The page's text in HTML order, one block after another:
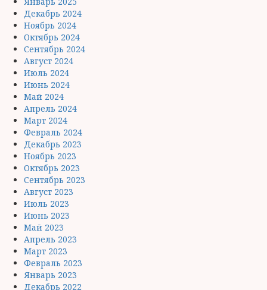
Декабрь 2024
Ноябрь 2024
Октябрь 2024
Сентябрь 2024
Август 2024
Июль 2024
Июнь 2024
Май 2024
Апрель 2024
Март 2024
Февраль 2024
Декабрь 2023
Ноябрь 2023
Октябрь 2023
Сентябрь 2023
Август 2023
Июль 2023
Июнь 2023
Май 2023
Апрель 2023
Март 2023
Февраль 2023
Январь 2023
Декабрь 2022